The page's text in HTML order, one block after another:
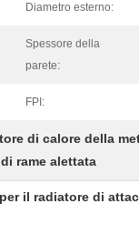
Diametro esterno:
Spessore della
parete:
FPI:
di calore della
rame alettata
il radiatore di